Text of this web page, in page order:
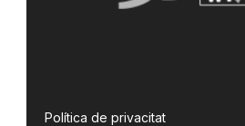
Política de privacitat